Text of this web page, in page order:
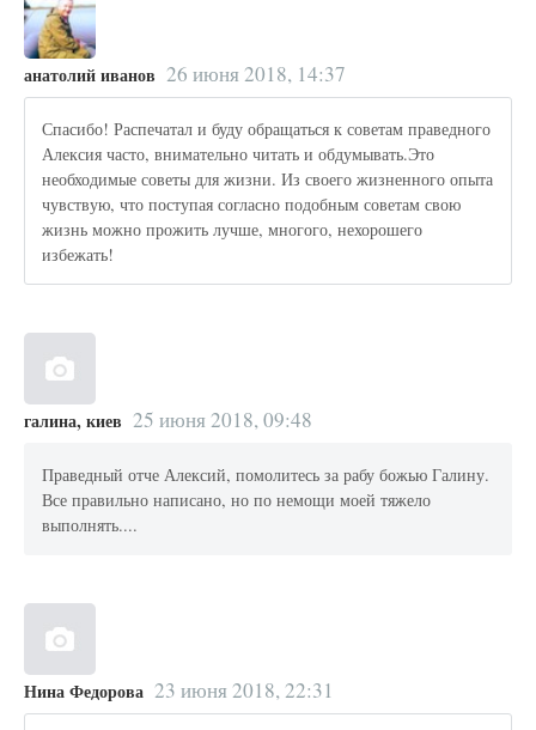
анатолий иванов 26 июня 2018, 14:37
Спасибо! Распечатал и буду обращаться к советам праведного
Алексия часто, внимательно читать и обдумывать.Это
необходимые советы для жизни. Из своего жизненного опыта
чувствую, что поступая согласно подобным советам свою
жизнь можно прожить лучше, многого, нехорошего
избежать!
галина, киев 25 июня 2018, 09:48
Праведный отче Алексий, помолитесь за рабу божью Галину.
Все правильно написано, но по немощи моей тяжело
выполнять....
Нина Федорова 23 июня 2018, 22:31